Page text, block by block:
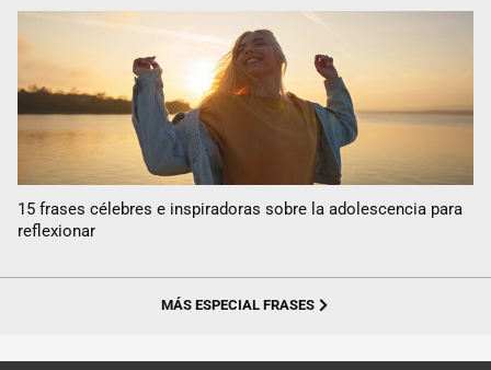
15 frases célebres e inspiradoras sobre la adolescencia para
reflexionar
MÁS ESPECIAL FRASES